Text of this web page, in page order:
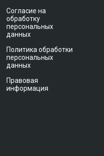
Согласие на
обработку
персональных
данных
Политика обработки
персональных
данных
Правовая
информация